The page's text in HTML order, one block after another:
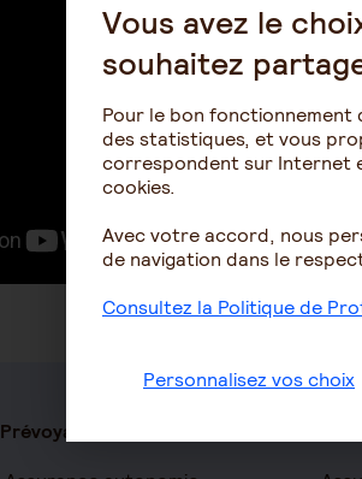
Prévoyance
Vous avez le
souhaitez
Pour le bon
des statistiques, et vous
correspondent sur Internet
cookies.
Avec votre accord, nous
de navigation dans le
Consultez la Politique de
Personnalisez vos choix